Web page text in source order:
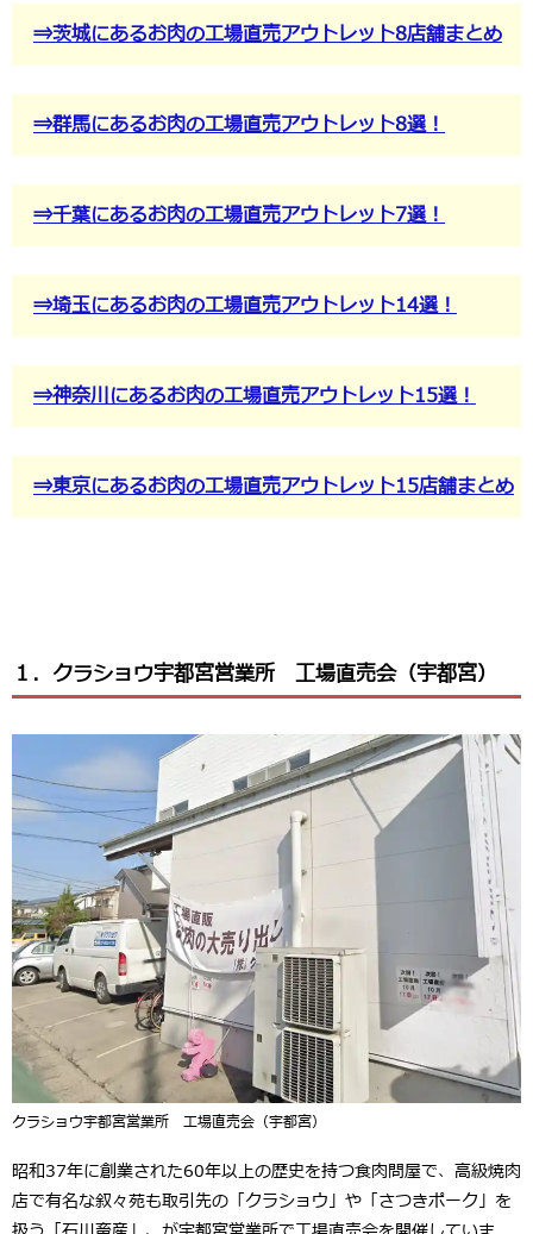
⇒茨城にあるお肉の工場直売アウトレット8店舗まとめ
⇒群馬にあるお肉の工場直売アウトレット8選！
⇒千葉にあるお肉の工場直売アウトレット7選！
⇒埼玉にあるお肉の工場直売アウトレット14選！
⇒神奈川にあるお肉の工場直売アウトレット15選！
⇒東京にあるお肉の工場直売アウトレット15店舗まとめ
１．クラショウ宇都宮営業所 工場直売会（宇都宮）
クラショウ宇都宮営業所 工場直売会（宇都宮）
昭和37年に創業された60年以上の歴史を持つ食肉問屋で、高級焼肉
店で有名な叙々苑も取引先の「クラショウ」や「さつきポーク」を